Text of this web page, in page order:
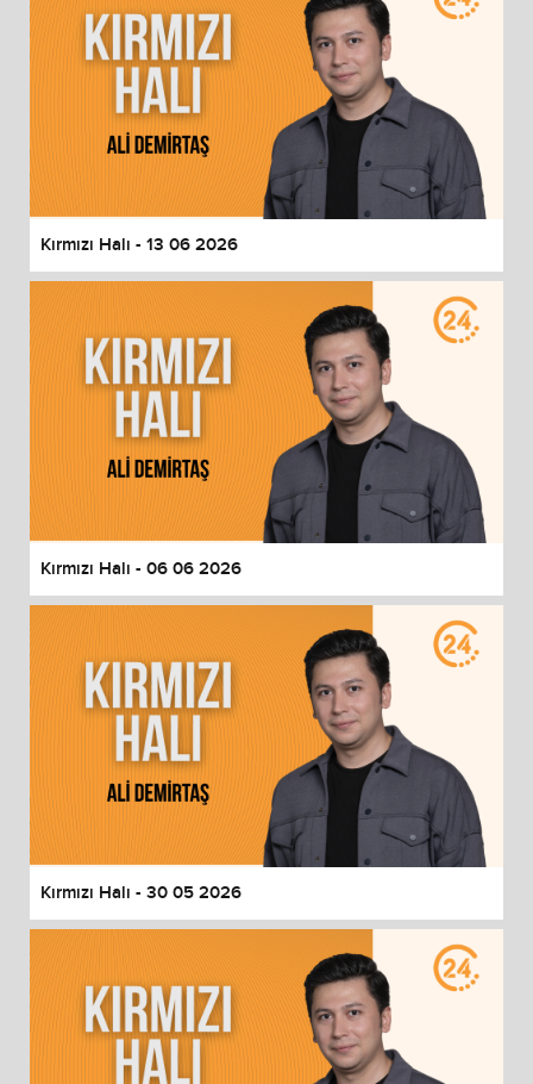
Kırmızı Halı - 13 06 2026
Kırmızı Halı - 06 06 2026
Kırmızı Halı - 30 05 2026